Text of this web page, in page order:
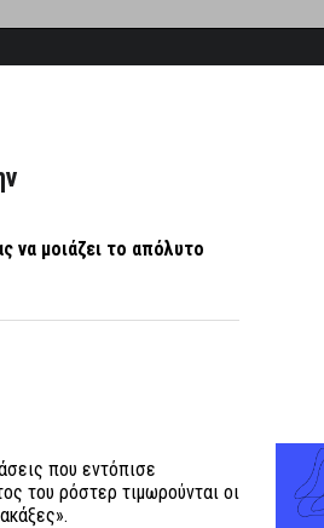
να μοιάζει το απόλυτο
που εντόπισε
του ρόστερ τιμωρούνται οι